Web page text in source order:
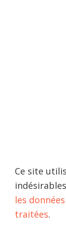
Ce site
les
traitées.